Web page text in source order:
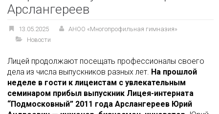
Арслангереев
13.05.2025
АНОО «Многопрофильная гимназия»
Новости
Лицей продолжают посещать профессионалы своего
дела из числа выпускников разных лет. На прошлой
неделе в гости к лицеистам с увлекательным
семинаром прибыл выпускник Лицея-интерната
“Подмосковный” 2011 года Арслангереев Юрий